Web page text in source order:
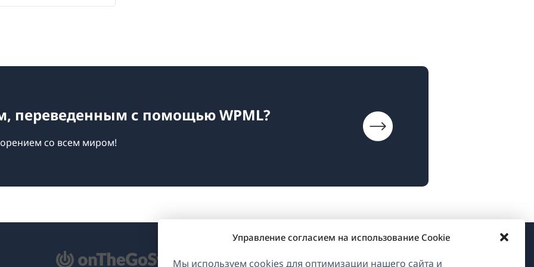
Управление согласием на использование Cookie
Мы используем cookies для оптимизации нашего сайта и
переведенным с помощью WPML?
со всем миром!
О WPML